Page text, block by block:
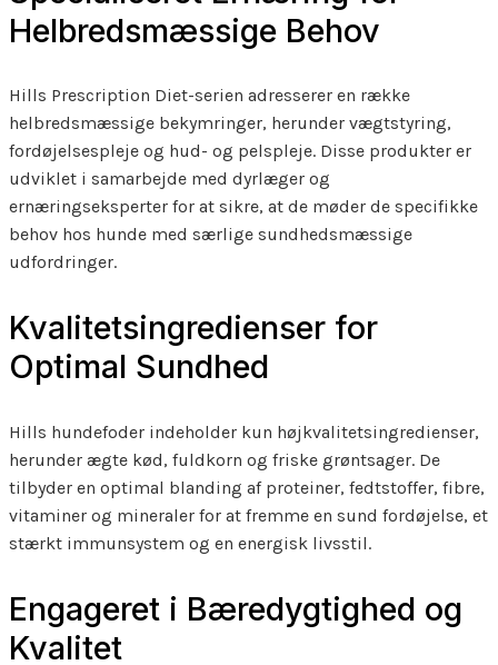
Helbredsmæssige Behov
Hills Prescription Diet-serien adresserer en række
helbredsmæssige bekymringer, herunder vægtstyring,
fordøjelsespleje og hud- og pelspleje. Disse produkter er
udviklet i samarbejde med dyrlæger og
ernæringseksperter for at sikre, at de møder de specifikke
behov hos hunde med særlige sundhedsmæssige
udfordringer.
Kvalitetsingredienser for
Optimal Sundhed
Hills hundefoder indeholder kun højkvalitetsingredienser,
herunder ægte kød, fuldkorn og friske grøntsager. De
tilbyder en optimal blanding af proteiner, fedtstoffer, fibre,
vitaminer og mineraler for at fremme en sund fordøjelse, et
stærkt immunsystem og en energisk livsstil.
Engageret i Bæredygtighed og
Kvalitet